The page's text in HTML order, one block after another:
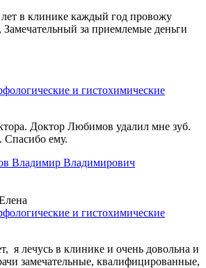
в клинике каждый год провожу
Замечательный за приемлемые деньги
и гистохимические
Доктор Любимов удалил мне зуб.
Спасибо ему.
Владимир Владимирович
и гистохимические
я лечусь в клинике и очень довольна и
замечательные, квалифицированные,